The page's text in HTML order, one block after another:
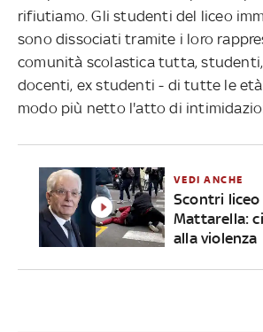
rifiutiamo. Gli studenti del liceo
sono dissociati tramite i loro
comunità scolastica tutta,
docenti, ex studenti - di tutte le
modo più netto l'atto di
VEDI ANCHE
Scontri liceo
Mattarella:
alla violenza